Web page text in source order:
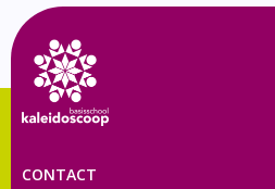
CONTACT